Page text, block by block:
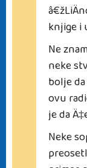
knjige i
Ne
neke
bolje
ovu
je da
Neke